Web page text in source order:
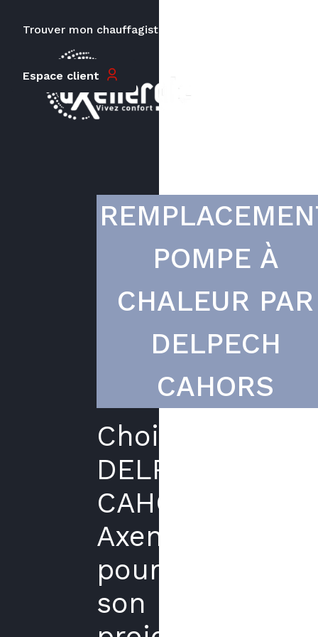
Trouver mon chauffagiste
Espace client
POMPE À
CHALEUR PAR
DELPECH
CAHORS
Choisir
DELPECH
CAHORS
Axenergie
pour
son